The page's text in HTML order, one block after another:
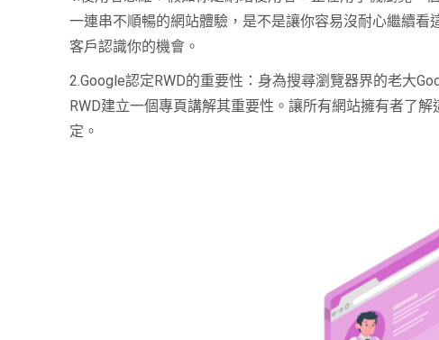
一連串不順暢的網站體驗，是不是讓你容易沒耐心繼續
客戶認識你的機會。
2.Google認定RWD的重要性：身為搜尋瀏覽器界的老大
RWD建立一個專頁講解其重要性。讓所有網站擁有者了
定。